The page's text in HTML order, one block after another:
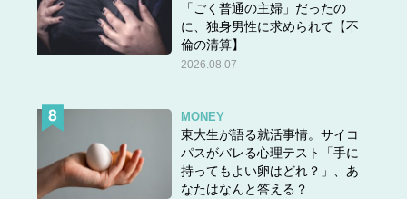
「ごく普通の主婦」だったの
に、独身男性に求められて【不
倫の清算】
2026.08.07
MONEY
東大生が語る就活事情。サイコ
パスがバレる心理テスト「手に
持ってもよい卵はどれ？」、あ
なたはなんと答える？